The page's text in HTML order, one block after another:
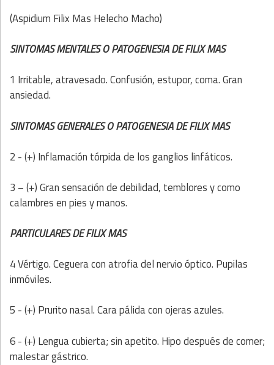
(Aspidium Filix Mas Helecho Macho)
SINTOMAS MENTALES O PATOGENESIA DE FILIX MAS
1 Irritable, atravesado. Confusión, estupor, coma. Gran
ansiedad.
SINTOMAS GENERALES O PATOGENESIA DE FILIX MAS
2 - (+) Inflamación tórpida de los ganglios linfáticos.
3 – (+) Gran sensación de debilidad, temblores y como
calambres en pies y manos.
PARTICULARES DE FILIX MAS
4 Vértigo. Ceguera con atrofia del nervio óptico. Pupilas
inmóviles.
5 - (+) Prurito nasal. Cara pálida con ojeras azules.
6 - (+) Lengua cubierta; sin apetito. Hipo después de comer;
malestar gástrico.